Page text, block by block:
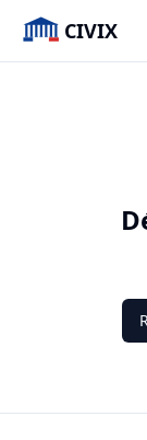
CIVIX